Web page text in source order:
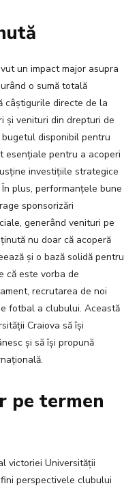
un impact major asupra
o sumă totală
câștigurile directe de la
și venituri din drepturi de
disponibil pentru
esențiale pentru a acoperi
investițiile strategice
plus, performanțele bune
sponsorizări
generând venituri pe
nu doar că acoperă
și o bază solidă pentru
că este vorba de
recrutarea de noi
fotbal a clubului. Această
Craiova să își
și să își propună
pe termen
victoriei Universității
perspectivele clubului